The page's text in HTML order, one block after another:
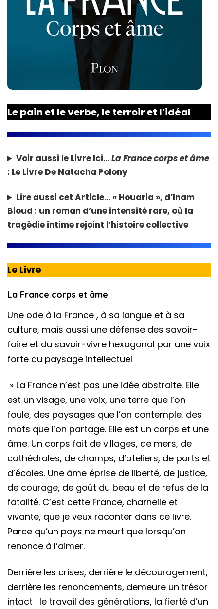
Le pain et le verbe, le terroir et l’idéal
Voir aussi le Livre Ici…La France corps et âme
: Le Livre De Natacha Polony
Lire aussi cet Article… « Houaria », d’Inam
Bioud : un roman d’une intensité rare, où la
tragédie intime rejoint l’histoire collective
Le Livre
La France corps et âme
Une ode à la France , à sa langue et à sa
culture, mais aussi une défense des savoir-
faire et du savoir-vivre hexagonal par une voix
forte du paysage intellectuel
» La France n’est pas une idée abstraite. Elle
est un visage, une voix, une terre que l’on
foule, des paysages que l’on contemple, des
mots que l’on partage. Elle est un corps et une
âme. Un corps fait de villages, de mers, de
cathédrales, de champs, d’ateliers, de ports et
d’écoles. Une âme éprise de liberté, de justice,
de courage, de goût du beau et de refus de la
fatalité. C’est cette France, charnelle et
vivante, que je veux raconter dans ce livre.
Parce qu’un pays ne meurt que lorsqu’on
renonce à l’aimer.
Derrière les crises, derrière le découragement,
derrière les renoncements, demeure un trésor
intact : le travail des générations, la fierté d’un